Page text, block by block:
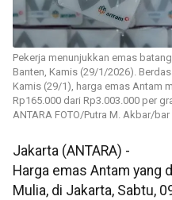
Pekerja menunjukkan emas
Banten, Kamis (29/1/2026).
Kamis (29/1), harga emas Antam
Rp165.000 dari Rp3.003.000 per
ANTARA FOTO/Putra M. Akbar/bar
Jakarta (ANTARA) -
Harga emas Antam yang
Mulia, di Jakarta, Sabtu,